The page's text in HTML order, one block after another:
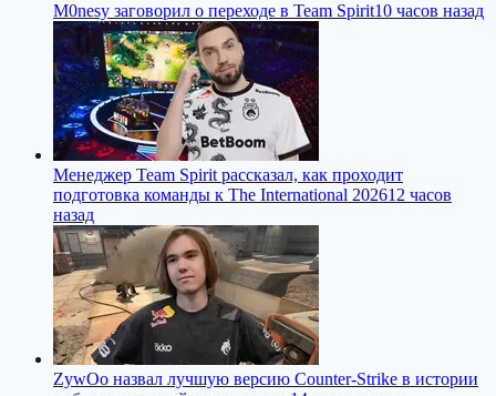
M0nesy заговорил о переходе в Team Spirit10 часов назад
Менеджер Team Spirit рассказал, как проходит
подготовка команды к The International 202612 часов
назад
ZywOo назвал лучшую версию Counter-Strike в истории